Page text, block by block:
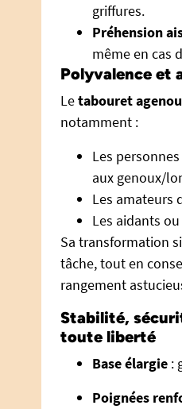
griffures.
Préhension
même en cas
Polyvalence et
Letabouret
notamment :
Les
aux genoux/
Les amateurs
Les aidants
Sa transformation
tâche, tout en
rangement
Stabilité,
toute liberté
Base élargie :
Poignées